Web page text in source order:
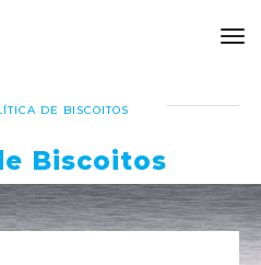
DE BISCOITOS
Biscoitos